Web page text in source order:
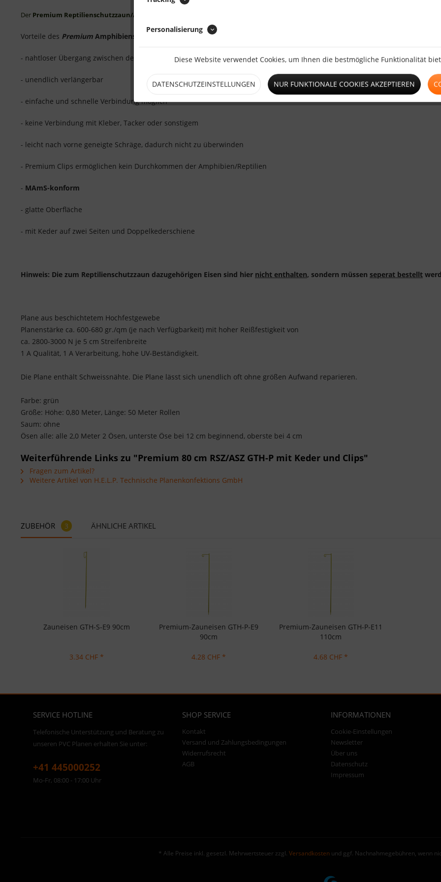
Der Premium Reptilienschutzzaun/Amphibienschutzzau
Vorteile des Premium Amphibienschutzzauns/Reptilienschutzzauns:
- nahtloser Übergang zwischen den einzelnen Zaunbahnen
- unendlich verlängerbar
- einfache und schnelle Verbindung möglich
- keine Verbindung mit Kleber, Tacker oder sonstigem
- leicht nach vorne geneigte Schräge, dadurch nicht zu überwinden
- Premium Clips ermöglichen kein Durchkommen der Amphibien/Reptilien
- MAmS-konform
- glatte Oberfläche
- mit Keder auf zwei Seiten und Doppelkederschiene
Hinweis: Die zum Reptilienschutzzaun dazugehörigen Eisen sind hier nicht enthalten, sondern müssen seperat bestellt
Plane aus beschichtetem Hochfestgewebe
Planenstärke ca. 600-680 gr./qm (je nach Verfügbarkeit) mit hoher Reißfestigkeit von
ca. 2800-3000 N je 5 cm Streifenbreite
1 A Qualität, 1 A Verarbeitung, hohe UV-Beständigkeit.
Die Plane enthält Schweissnähte. Die Plane lässt sich unendlich oft ohne größen Aufwand reparieren.
Farbe: grün
Größe: Höhe: 0,80 Meter, Länge: 50 Meter Rollen
Saum: ohne
Ösen alle: alle 2,0 Meter 2 Ösen, unterste Öse bei 12 cm beginnend, oberste bei 4 cm
Weiterführende Links zu "Premium 80 cm RSZ/ASZ GTH-P mit Keder und Clips"
Fragen zum Artikel?
Weitere Artikel von H.E.L.P. Technische Planenkonfektions GmbH
ZUBEHÖR 3 ÄHNLICHE ARTIKEL
Zauneisen GTH-S-E9 90cm
3.34 CHF *
Premium-Zauneisen GTH-P-E9
90cm
4.28 CHF *
Premium-Zauneisen GTH-P-E11
110cm
4.68 CHF *
SERVICE HOTLINE
Telefonische Unterstützung und Beratung zu
unseren PVC Planen erhalten Sie unter:
+41 445000252
Mo-Fr, 08:00 - 17:00 Uhr
SHOP SERVICE
Kontakt
Versand und Zahlungsbedingungen
Widerrufsrecht
AGB
INFORMATIONEN
Cookie-Einstellungen
Newsletter
Über uns
Datenschutz
Impressum
* Alle Preise inkl. gesetzl. Mehrwertsteuer zzgl. Versandkostenund ggf. Nachnahmegebühren, wenn
Personalisierung
Diese Website verwendet Cookies, um Ihnen die bestmögliche Funktionalität
DATENSCHUTZEINSTELLUNGEN NUR FUNKTIONALE COOKIES AKZEPTIEREN